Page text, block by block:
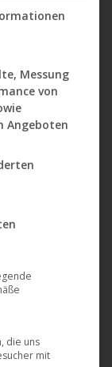
und Asia-
Chinesischen
und
und
Wilmersdorfer
grandios
Tilo Nest. Früh
Häusermeer in
Weg zur
Opfer von
Der
Fuchs wird als
Zwischen
zynischer Chef
des IAB
Messung
von
Angeboten
die eine
die uns
mit